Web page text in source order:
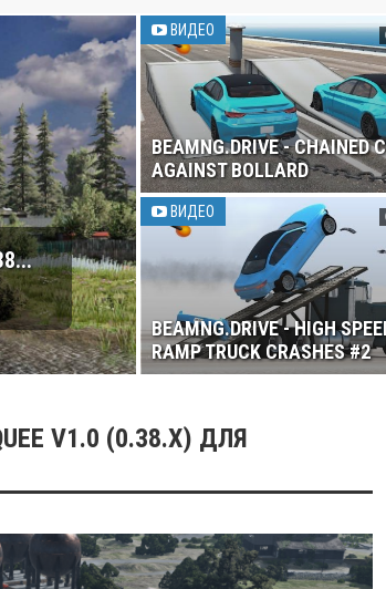
ВИДЕО
BEAMNG.DRIVE - CHAINED
AGAINST BOLLARD
ВИДЕО
BEAMNG.DRIVE - HIGH
RAMP TRUCK CRASHES #2
V1.0 (0.38.X) ДЛЯ